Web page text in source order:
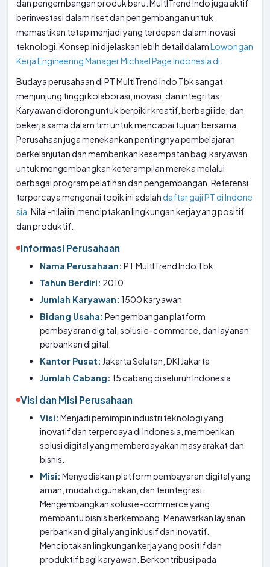
dan pengembangan produk baru. MultITrend Indo juga aktif
berinvestasi dalam riset dan pengembangan untuk
memastikan tetap menjadi yang terdepan dalam inovasi
teknologi. Konsep ini dijelaskan lebih detail dalamLowongan
Kerja Engineering Manager Michael Page Indonesia di
Budaya perusahaan di PT MultITrend Indo Tbk sangat
menjunjung tinggi kolaborasi, inovasi, dan integritas.
Karyawan didorong untuk berpikir kreatif, berbagi ide, dan
bekerja sama dalam tim untuk mencapai tujuan bersama.
Perusahaan juga menekankan pentingnya pembelajaran
berkelanjutan dan memberikan kesempatan bagi karyawan
untuk mengembangkan keterampilan mereka melalui
berbagai program pelatihan dan pengembangan. Referensi
terpercaya mengenai topik ini adalah daftar gaji PT di Indone
sia . Nilai-nilai ini menciptakan lingkungan kerja yang positif
dan produktif.
Informasi Perusahaan
Nama Perusahaan: PT MultITrend Indo Tbk
Tahun Berdiri: 2010
Jumlah Karyawan: 1500 karyawan
Bidang Usaha: Pengembangan platform
pembayaran digital, solusi e-commerce, dan layanan
perbankan digital.
Kantor Pusat: Jakarta Selatan, DKI Jakarta
Jumlah Cabang: 15 cabang di seluruh Indonesia
Visi dan Misi Perusahaan
Visi: Menjadi pemimpin industri teknologi yang
inovatif dan terpercaya di Indonesia, memberikan
solusi digital yang memberdayakan masyarakat dan
bisnis.
Misi: Menyediakan platform pembayaran digital yang
aman, mudah digunakan, dan terintegrasi.
Mengembangkan solusi e-commerce yang
membantu bisnis berkembang. Menawarkan layanan
perbankan digital yang inklusif dan inovatif.
Menciptakan lingkungan kerja yang positif dan
produktif bagi karyawan. Berkontribusi pada